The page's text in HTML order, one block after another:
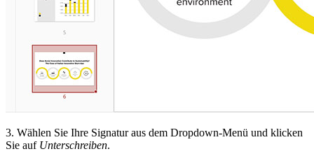
3. Wählen Sie Ihre Signatur aus dem Dropdown-Menü und klicken
Sie auf Unterschreiben.